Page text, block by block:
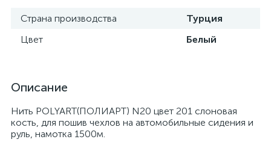
Страна производства
Турция
Цвет
Белый
Описание
Нить POLYART(ПОЛИАРТ) N20 цвет 201 слоновая
кость, для пошив чехлов на автомобильные сидения и
руль, намотка 1500м.